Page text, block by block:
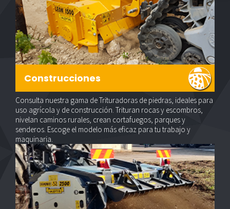
Construcciones
Consulta nuestra gama de Trituradoras de piedras, ideales para
uso agrícola y de construcción. Trituran rocas y escombros,
nivelan caminos rurales, crean cortafuegos, parques y
senderos. Escoge el modelo más eficaz para tu trabajo y
maquinaria.